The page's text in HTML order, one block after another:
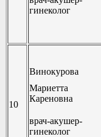
гинеколог
10
Винокурова
Мариетта
Кареновна
врач-акушер-
гинеколог